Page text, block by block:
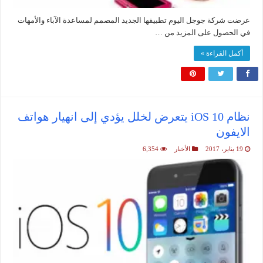
عرضت شركة جوجل اليوم تطبيقها الجديد المصمم لمساعدة الآباء والأمهات
في الحصول على المزيد من …
أكمل القراءة »
نظام iOS 10 يتعرض لخلل يؤدي إلى انهيار هواتف
الايفون
19 يناير، 2017 الأخبار 6,354